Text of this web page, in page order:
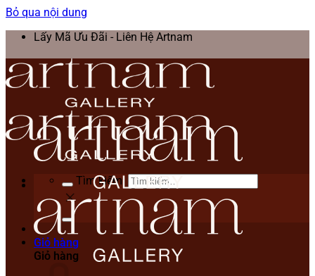
Bỏ qua nội dung
Lấy Mã Ưu Đãi - Liên Hệ Artnam
Tìm kiếm:
Giỏ hàng
Giỏ hàng